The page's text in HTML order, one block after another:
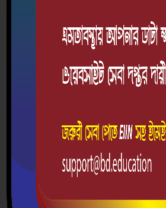
দ্রুত যোগাযোগ
রায়েন্দা সরকারি পাইলট হাই স্কুল
শরণখোলা, বাগেরহাট।
০১৩০৯১১৫২২৯
rphs1947@gmail.com